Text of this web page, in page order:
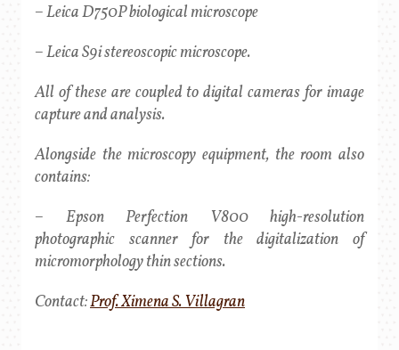
– Leica D750P biological microscope
– Leica S9i stereoscopic microscope.
All of these are coupled to digital cameras for image
capture and analysis.
Alongside the microscopy equipment, the room also
contains:
– Epson Perfection V800 high-resolution
photographic scanner for the digitalization of
micromorphology thin sections.
Contact:Prof. Ximena S. Villagran